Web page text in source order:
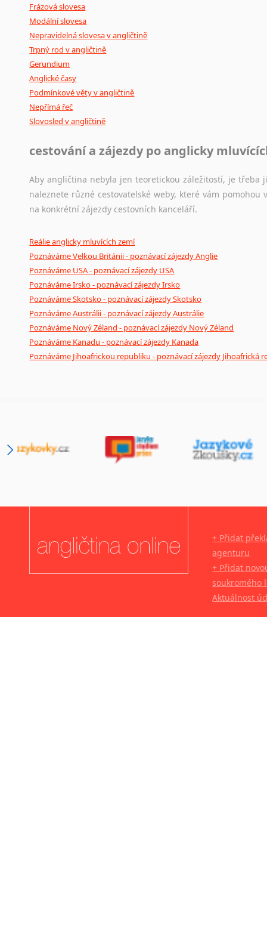
Frázová slovesa
Modální slovesa
Nepravidelná slovesa v angličtině
Trpný rod v angličtině
Gerundium
Anglické časy
Podmínkové věty v angličtině
Nepřímá řeč
Slovosled v angličtině
cestování a zájezdy po anglicky
Aby angličtina nebyla jen teoretickou záležitostí, je
naleznete různé cestovatelské weby, které vám
na konkrétní zájezdy cestovních kanceláří.
Reálie anglicky mluvících zemí
Poznáváme Velkou Británii - poznávací zájezdy Anglie
Poznáváme USA - poznávací zájezdy USA
Poznáváme Irsko - poznávací zájezdy Irsko
Poznáváme Skotsko - poznávací zájezdy Skotsko
Poznáváme Austrálii - poznávací zájezdy Austrálie
Poznáváme Nový Zéland - poznávací zájezdy Nový Zéland
Poznáváme Kanadu - poznávací zájezdy Kanada
Poznáváme Jihoafrickou republiku - poznávací zájezdy Jihoafrická
+ Přidat
agenturu
+ Přidat
soukromého
Aktuálnost